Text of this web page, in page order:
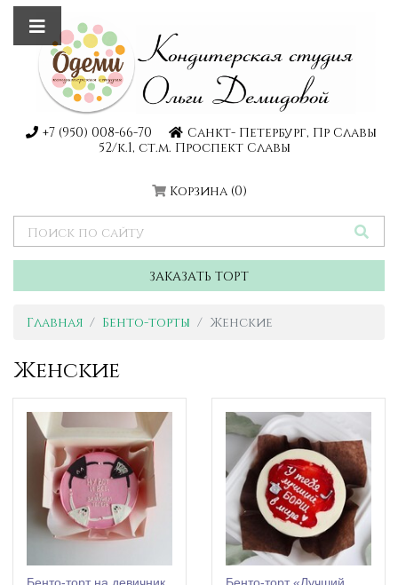
+7 (950) 008-66-70
Санкт- Петербург, Пр Славы
52/к.1, ст.м. Проспект Славы
Корзина (0)
ЗАКАЗАТЬ ТОРТ
Главная Бенто-торты Женские
Женские